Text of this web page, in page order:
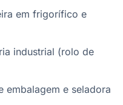
em frigorífico e
industrial (rolo de
embalagem e seladora